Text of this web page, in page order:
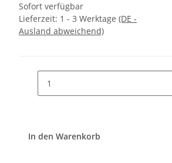
Sofort verfügbar
Lieferzeit: 1 - 3 Werktage (DE -
Ausland abweichend)
In den Warenkorb